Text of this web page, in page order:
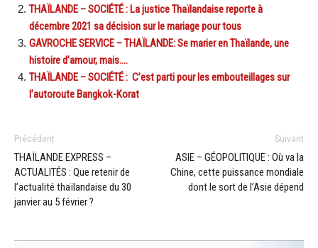
THAÏLANDE – SOCIÉTÉ : La justice Thaïlandaise reporte à
décembre 2021 sa décision sur le mariage pour tous
GAVROCHE SERVICE – THAÏLANDE: Se marier en Thaïlande, une
histoire d’amour, mais….
THAÏLANDE – SOCIÉTÉ : C’est parti pour les embouteillages sur
l’autoroute Bangkok-Korat
Précédent
THAÏLANDE EXPRESS –
ACTUALITÉS : Que retenir de
l’actualité thaïlandaise du 30
janvier au 5 février ?
Suivant
ASIE – GÉOPOLITIQUE : Où va la
Chine, cette puissance mondiale
dont le sort de l’Asie dépend